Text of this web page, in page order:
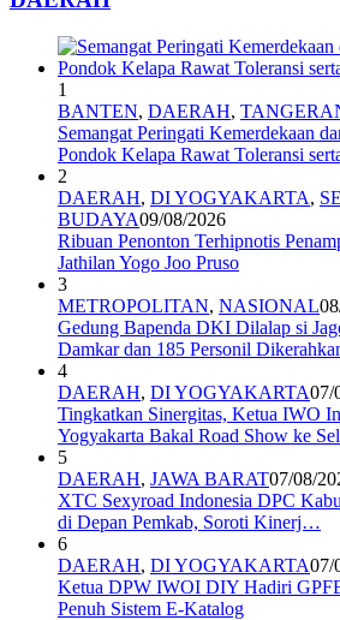
1
BANTEN, DAERAH,
Semangat Peringati Kemerdekaan
Pondok Kelapa Rawat Toleransi
2
DAERAH, DI YOGYAKARTA,
BUDAYA09/08/2026
Ribuan Penonton Terhipnotis
Jathilan Yogo Joo Pruso
3
METROPOLITAN, NASIONAL
Gedung Bapenda DKI Dilalap si
Damkar dan 185 Personil
4
DAERAH, DI YOGYAKARTA07/
Tingkatkan Sinergitas, Ketua IWO
Yogyakarta Bakal Road Show ke
5
DAERAH, JAWA BARAT07/08/
XTC Sexyroad Indonesia DPC
di Depan Pemkab, Soroti Kinerj…
6
DAERAH, DI YOGYAKARTA07/
Ketua DPW IWOI DIY Hadiri
Penuh Sistem E-Katalog